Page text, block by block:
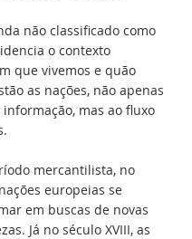
não classificado como
o contexto
que vivemos e quão
as nações, não apenas
mas ao fluxo
mercantilista, no
europeias se
em buscas de novas
Já no século XVIII, as